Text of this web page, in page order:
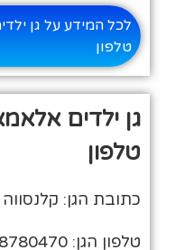
לכל המידע על גן
טלפון
גן ילדים
טלפון
כתובת הגן: קלנסווה
טלפון הגן: 09-8780470